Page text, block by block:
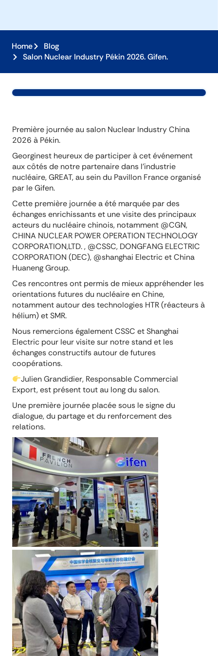
Home
Blog
Salon Nuclear Industry Pékin 2026. Gifen.
Première journée au salon Nuclear Industry China
2026 à Pékin.
Georginest heureux de participer à cet événement
aux côtés de notre partenaire dans l’industrie
nucléaire, GREAT, au sein du Pavillon France organisé
par le Gifen.
Cette première journée a été marquée par des
échanges enrichissants et une visite des principaux
acteurs du nucléaire chinois, notamment @CGN,
CHINA NUCLEAR POWER OPERATION TECHNOLOGY
CORPORATION,LTD. , @CSSC, DONGFANG ELECTRIC
CORPORATION (DEC), @shanghai Electric et China
Huaneng Group.
Ces rencontres ont permis de mieux appréhender les
orientations futures du nucléaire en Chine,
notamment autour des technologies HTR (réacteurs à
hélium) et SMR.
Nous remercions également CSSC et Shanghai
Electric pour leur visite sur notre stand et les
échanges constructifs autour de futures
coopérations.
Julien Grandidier, Responsable Commercial
Export, est présent tout au long du salon.
Une première journée placée sous le signe du
dialogue, du partage et du renforcement des
relations.